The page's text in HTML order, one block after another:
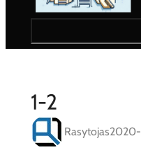
1-2
Rasytojas